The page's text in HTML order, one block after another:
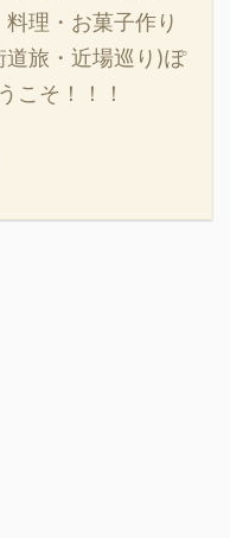
理・お菓子作り
道旅・近場巡り)ぽ
こそ！！！